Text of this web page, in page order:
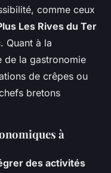
comme ceux
Les Rives du Ter
. Quant à la
de la gastronomie
de crêpes ou
bretons
à
des activités